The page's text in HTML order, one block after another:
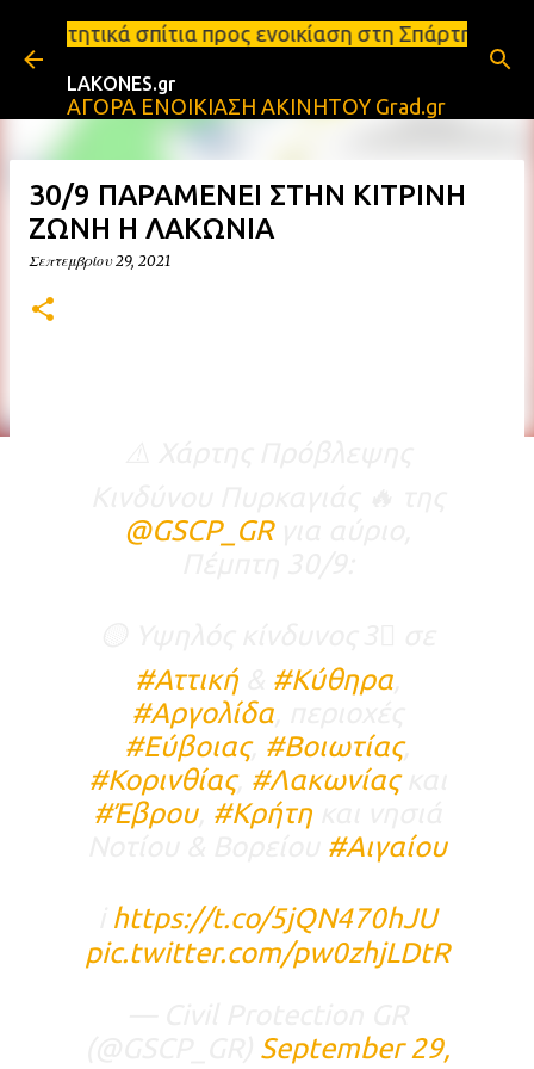
Μετάβαση στο κύριο περιεχόμενο
προς ενοικίαση στη Σπάρτη Ενοικιάσεις
LAKONES.gr
ΑΓΟΡΑ ΕΝΟΙΚΙΑΣΗ ΑΚΙΝΗΤΟΥ Grad.gr
30/9 ΠΑΡΑΜΕΝΕΙ ΣΤΗΝ ΚΙΤΡΙΝΗ
ΖΩΝΗ Η ΛΑΚΩΝΙΑ
Σεπτεμβρίου 29, 2021
@GSCP_GRγια αύριο,
#Αττική& #Κύθηρα,
#Αργολίδα
#Εύβοιας, #Βοιωτίας,
#Κορινθίας, #Λακωνίαςκαι
#Έβρου, #Κρήτηκαι νησιά
#Αιγαίου
https://t.co/5jQN470hJU
pic.twitter.com/pw0zhjLDtR
September 29,